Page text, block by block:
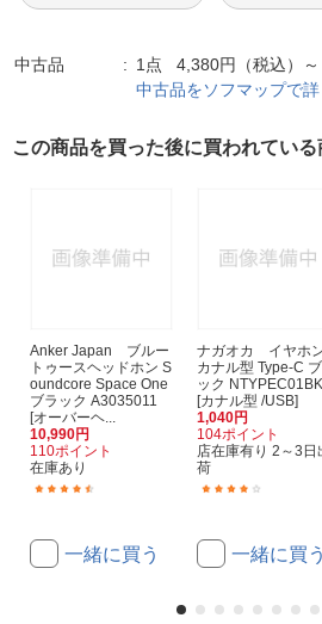
中古品
1点 4,380円（税込）～
中古品をソフマップで
この商品を買った後に買われている
Anker Japan ブルー
トゥースヘッドホン S
oundcore Space One
ブラック A3035011
[オーバーヘ...
10,990円
110ポイント
在庫あり
一緒に買う
ナガオカ イヤホ
カナル型 Type-C
ック NTYPEC01BK
[カナル型 /USB]
1,040円
104ポイント
店在庫有り 2～3日
荷
一緒に買う